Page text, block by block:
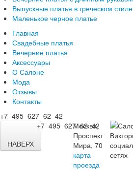
Выпускные платья в греческом стиле
Маленькое черное платье
Главная
Свадебные платья
Вечерние платья
Аксессуары
О Салоне
Мода
Отзывы
Контакты
+7 495 627 62 42
НАВЕРХ
+7 495 627 62 42
Москва,
Проспект
Мира, 70
карта
проезда